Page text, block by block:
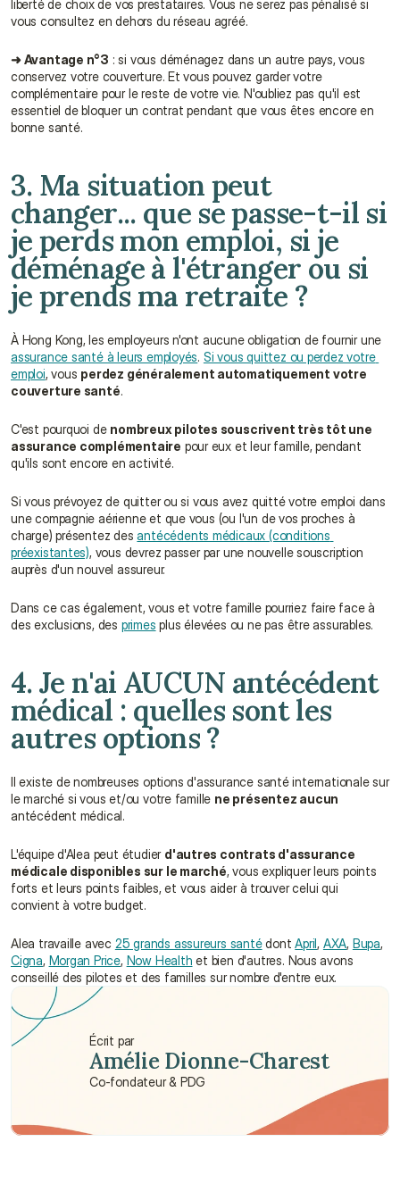
liberté de choix de vos prestataires. Vous ne serez pas pénalisé si
vous consultez en dehors du réseau agréé.
➜ Avantage n°3 : si vous déménagez dans un autre pays, vous
conservez votre couverture. Et vous pouvez garder votre
complémentaire pour le reste de votre vie. N'oubliez pas qu'il est
essentiel de bloquer un contrat pendant que vous êtes encore en
bonne santé.
3. Ma situation peut
changer... que se passe-t-il si
je perds mon emploi, si je
déménage à l'étranger ou si
je prends ma retraite ?
assurance santé à leurs employés. Si vous quittez ou perdez votre
emploi, vous perdez généralement automatiquement votre
couverture santé.
C'est pourquoi de nombreux pilotes souscrivent très tôt une
assurance complémentaire pour eux et leur famille, pendant
qu'ils sont encore en activité.
Si vous prévoyez de quitter ou si vous avez quitté votre emploi dans
une compagnie aérienne et que vous (ou l'un de vos proches à
charge) présentez des antécédents médicaux (conditions
préexistantes), vous devrez passer par une nouvelle souscription
auprès d'un nouvel assureur.
Dans ce cas également, vous et votre famille pourriez faire face à
des exclusions, des primes plus élevées ou ne pas être assurables.
4. Je n'ai AUCUN antécédent
médical : quelles sont les
autres options ?
Il existe de nombreuses options d'assurance santé internationale sur
le marché si vous et/ou votre famille ne présentez aucun
antécédent médical.
L'équipe d'Alea peut étudier d'autres contrats d'assurance
médicale disponibles sur le marché, vous expliquer leurs points
forts et leurs points faibles, et vous aider à trouver celui qui
convient à votre budget.
Alea travaille avec 25 grands assureurs santé dont April, AXA, Bupa
Cigna, Morgan Price, Now Health et bien d'autres. Nous avons
conseillé des pilotes et des familles sur nombre d'entre eux.
Écrit par
Amélie Dionne-Charest
Co-fondateur & PDG